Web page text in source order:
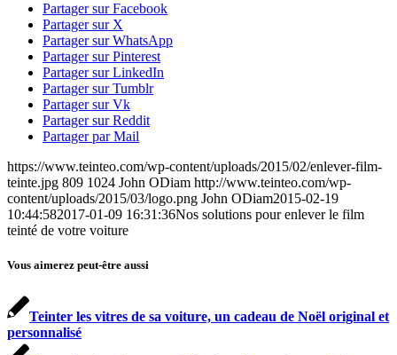
Partager sur Facebook
Partager sur X
Partager sur WhatsApp
Partager sur Pinterest
Partager sur LinkedIn
Partager sur Tumblr
Partager sur Vk
Partager sur Reddit
Partager par Mail
https://www.teinteo.com/wp-content/uploads/2015/02/enlever-film-
teinte.jpg 809 1024 John ODiam http://www.teinteo.com/wp-
content/uploads/2015/03/logo.png John ODiam2015-02-19
10:44:582017-01-09 16:31:36Nos solutions pour enlever le film
teinté de votre voiture
Vous aimerez peut-être aussi
Teinter les vitres de sa voiture, un cadeau de Noël original et
personnalisé